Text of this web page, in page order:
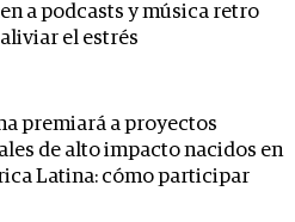
a podcasts y música retro
el estrés
premiará a proyectos
de alto impacto nacidos en
Latina: cómo participar